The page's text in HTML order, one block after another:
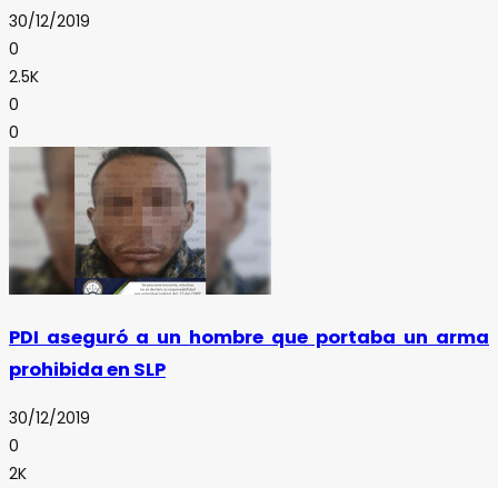
30/12/2019
0
2.5K
0
0
PDI aseguró a un hombre que portaba un arma
prohibida en SLP
30/12/2019
0
2K